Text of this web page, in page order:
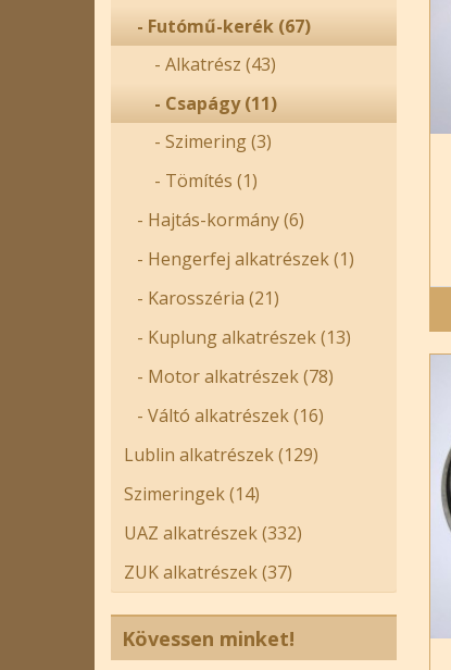
- Futómű-kerék (67)
- Alkatrész (43)
- Csapágy (11)
- Szimering (3)
- Tömítés (1)
- Hajtás-kormány (6)
- Hengerfej alkatrészek (1)
- Karosszéria (21)
- Kuplung alkatrészek (13)
- Motor alkatrészek (78)
- Váltó alkatrészek (16)
Lublin alkatrészek (129)
Szimeringek (14)
UAZ alkatrészek (332)
ZUK alkatrészek (37)
Kövessen minket!